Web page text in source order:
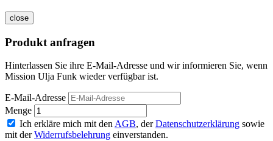
close
Produkt anfragen
Hinterlassen Sie ihre E-Mail-Adresse und wir informieren Sie, wenn
Mission Ulja Funk wieder verfügbar ist.
E-Mail-Adresse
Menge
Ich erkläre mich mit den AGB, derDatenschutzerklärung sowie
mit derWiderrufsbelehrung einverstanden.